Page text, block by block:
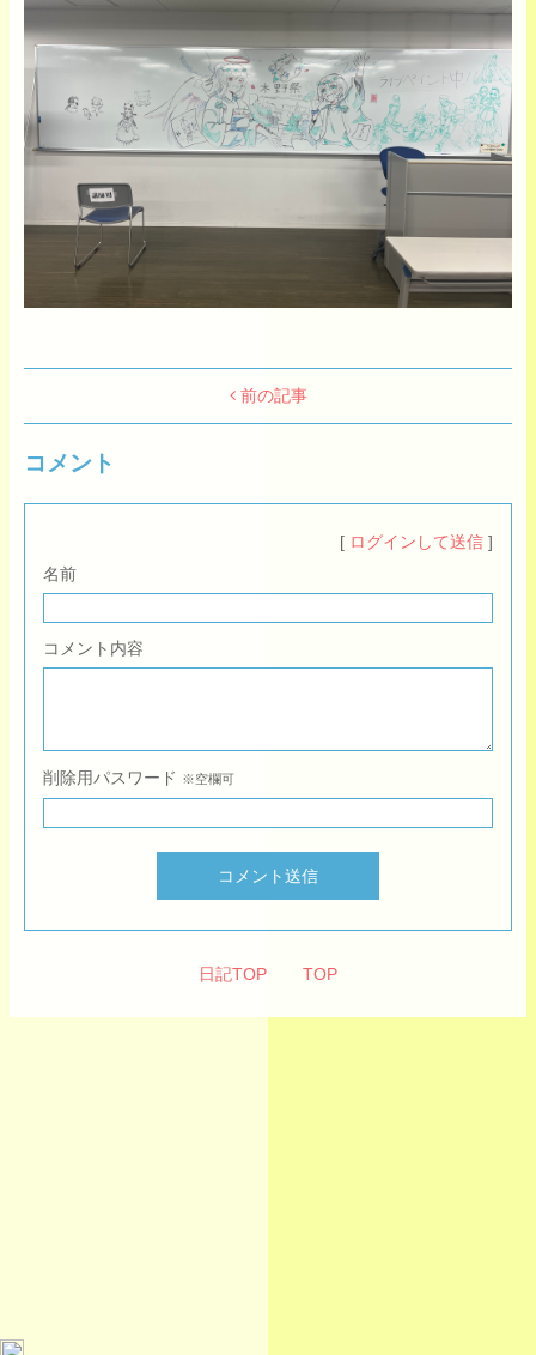
前の記事
コメント
[ ログインして送信 ]
名前
コメント内容
削除用パスワード ※空欄可
コメント送信
日記TOP TOP